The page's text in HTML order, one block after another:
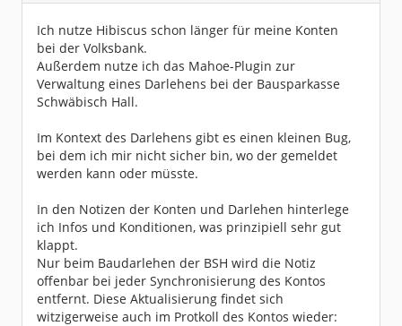
Dabei seit:
06 / 2025
Ich nutze Hibiscus schon länger für meine Konten
bei der Volksbank.
Außerdem nutze ich das Mahoe-Plugin zur
Verwaltung eines Darlehens bei der Bausparkasse
Schwäbisch Hall.
Im Kontext des Darlehens gibt es einen kleinen Bug,
bei dem ich mir nicht sicher bin, wo der gemeldet
werden kann oder müsste.
In den Notizen der Konten und Darlehen hinterlege
ich Infos und Konditionen, was prinzipiell sehr gut
klappt.
Nur beim Baudarlehen der BSH wird die Notiz
offenbar bei jeder Synchronisierung des Kontos
entfernt. Diese Aktualisierung findet sich
witzigerweise auch im Protkoll des Kontos wieder: